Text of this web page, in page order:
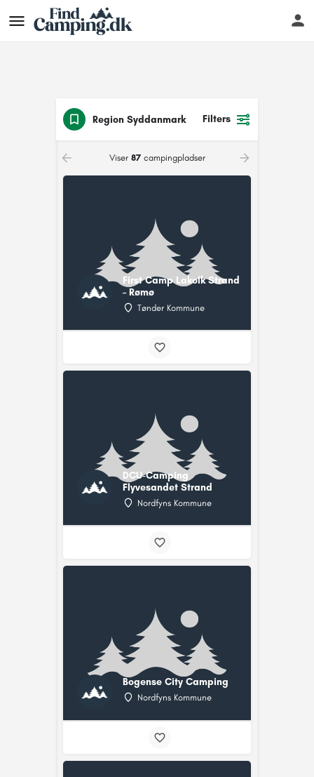
Region Syddanmark Filters
Viser 87campingpladser
First Camp Lakolk Strand
– Rømø
Tønder Kommune
DCU-Camping
Flyvesandet Strand
Nordfyns Kommune
Bogense City Camping
Nordfyns Kommune